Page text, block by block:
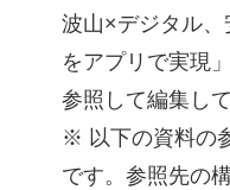
波山×デジタル
をアプリで実現
参照して編集し
※ 以下の資料の
です。参照先の